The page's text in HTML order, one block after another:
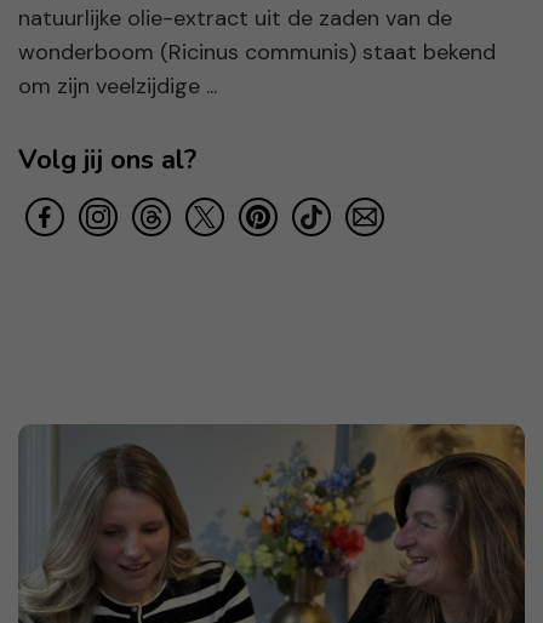
natuurlijke olie-extract uit de zaden van de
wonderboom (Ricinus communis) staat bekend
om zijn veelzijdige ...
Volg jij ons al?